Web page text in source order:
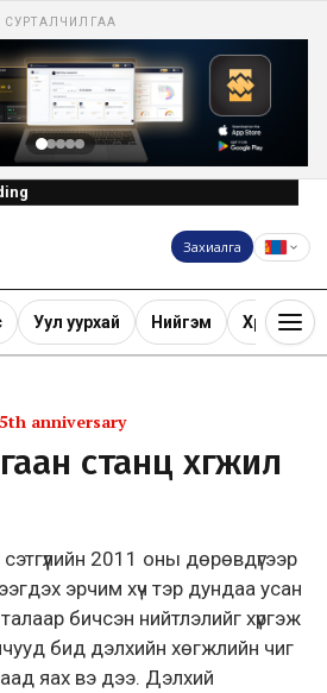
СУРТАЛЧИЛГАА
Захиалга
Уул уурхай Нийгэм Хөрөнгө
anniversary
станц хөгжил
2011 оны дөрөвдүгээр
эрчим хүч тэр дундаа усан
бичсэн нийтлэлийг хүргэж
бид дэлхийн хөгжлийн чиг
яах вэ дээ. Дэлхий